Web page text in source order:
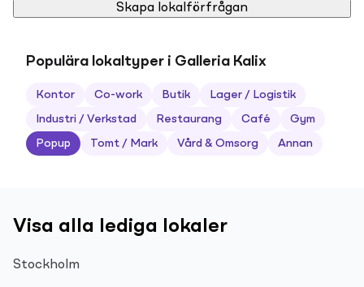
Skapa lokalförfrågan
Populära lokaltyper i Galleria Kalix
Kontor Co-work Butik Lager / Logistik
Industri / Verkstad Restaurang Café Gym
Popup Tomt / Mark Vård & Omsorg Annan
Visa alla lediga lokaler
Stockholm